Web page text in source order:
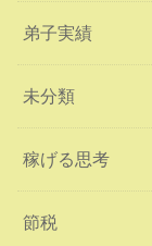
弟子実績
未分類
稼げる思考
節税